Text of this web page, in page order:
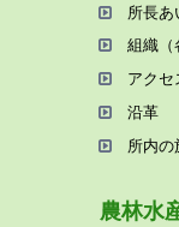
所⻑あ
組織（
アクセ
沿⾰
所内の
農林⽔